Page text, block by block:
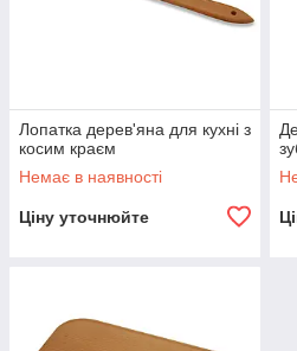
Лопатка дерев'яна для кухні з
косим краєм
Немає в наявності
Ціну уточнюйте